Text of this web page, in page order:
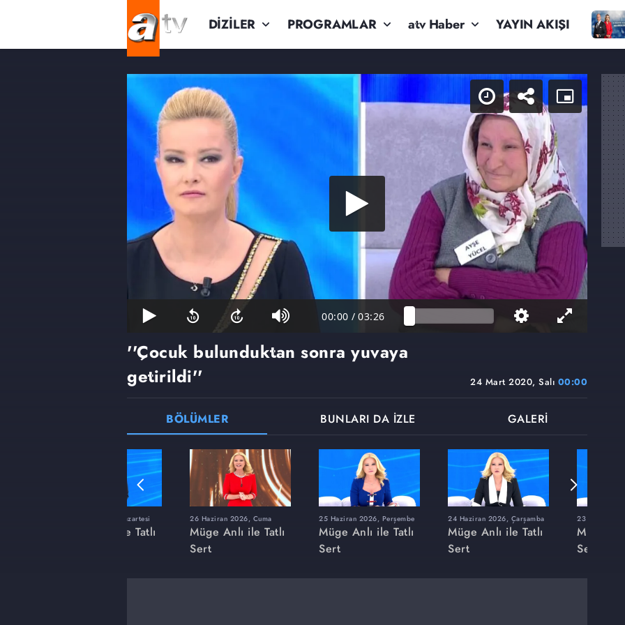
DİZİLER PROGRAMLAR atv Haber YAYIN AKIŞI
00:00 / 03:26
24 Mart 2020, Salı 00:00
''Çocuk bulunduktan sonra yuvaya
getirildi''
BÖLÜMLER BUNLARI DA İZLE GALERİ
8 Haziran 2026, Pazartesi
Müge Anlı ile Tatlı
26 Haziran 2026, Cuma
Müge Anlı ile Tatlı
Sert
25 Haziran 2026, Perşembe
Müge Anlı ile Tatlı
Sert
24 Haziran 2026, Çarşamba
Müge Anlı ile Tatlı
Sert
23 Haziran
Müge
Sert